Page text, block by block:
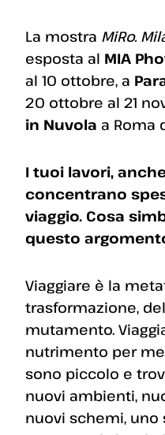
La mostra MiRo.
esposta al MIA
al 10 ottobre, a
20 ottobre al 21
in Nuvola a Roma
I tuoi lavori,
concentrano
viaggio. Cosa
questo
Viaggiare è la
trasformazione,
mutamento.
nutrimento per
sono piccolo e
nuovi ambienti,
nuovi schemi,